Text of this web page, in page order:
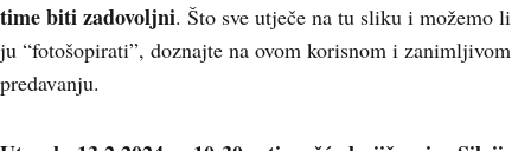
time biti zadovoljni. Što sve utječe na tu sliku i možemo li
ju “fotošopirati”, doznajte na ovom korisnom i zanimljivom
predavanju.